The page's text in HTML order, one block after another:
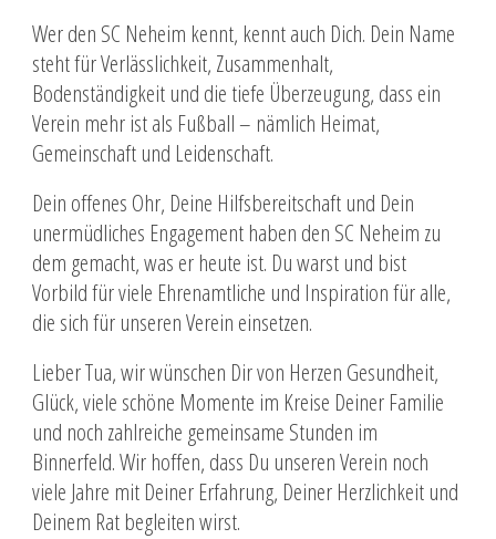
Wer den SC Neheim kennt, kennt auch Dich. Dein Name
steht für Verlässlichkeit, Zusammenhalt,
Bodenständigkeit und die tiefe Überzeugung, dass ein
Verein mehr ist als Fußball – nämlich Heimat,
Gemeinschaft und Leidenschaft.
Dein offenes Ohr, Deine Hilfsbereitschaft und Dein
unermüdliches Engagement haben den SC Neheim zu
dem gemacht, was er heute ist. Du warst und bist
Vorbild für viele Ehrenamtliche und Inspiration für alle,
die sich für unseren Verein einsetzen.
Lieber Tua, wir wünschen Dir von Herzen Gesundheit,
Glück, viele schöne Momente im Kreise Deiner Familie
und noch zahlreiche gemeinsame Stunden im
Binnerfeld. Wir hoffen, dass Du unseren Verein noch
viele Jahre mit Deiner Erfahrung, Deiner Herzlichkeit und
Deinem Rat begleiten wirst.